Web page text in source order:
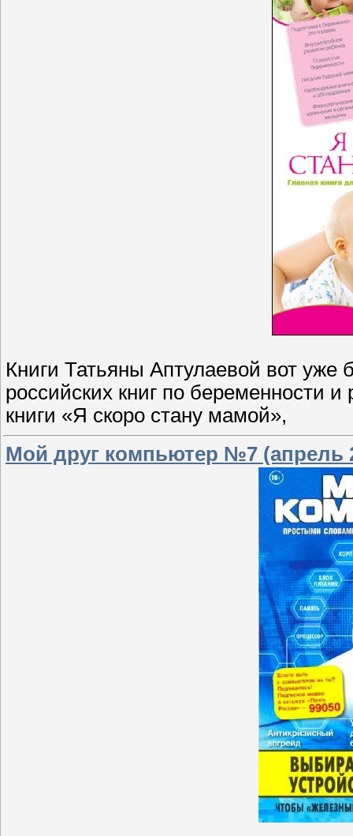
Книги Татьяны Аптулаевой вот
российских книг по беременности
книги «Я скоро стану мамой»,
Мой друг компьютер №7 (апрель